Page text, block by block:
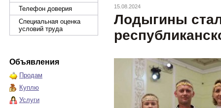
Телефон доверия
Специальная оценка
условий труда
Объявления
Продам
Куплю
Услуги
15.08.2024
Лодыгины